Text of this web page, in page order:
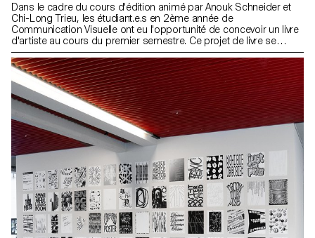
Dans le cadre du cours d'édition animé par Anouk Schneider et
Chi-Long Trieu, les étudiant.e.s en 2ème année de
Communication Visuelle ont eu l'opportunité de concevoir un livre
d'artiste au cours du premier semestre. Ce projet de livre se
distingue par son approche contemporaine visant à créer un
objet éditorial qui intègre harmonieusement forme et contenu
dans le contexte actuel du paysage éditorial. Les étudiant.e.s ont
été encouragés à exploiter leur liberté artistique à tous les niveaux
de création, que ce soit en termes de format, de choix de papier,
de reliure, de mise en page, d'illustrations, de texte ou de
typographie. Dans le cadre de ce cours, le livre d'artiste peut
prendre forme à travers diverses modalités d'illustrations, telles
que la photographie, la reproduction, la mise en contexte, le
dessin, la 3D, etc. L'accent est mis sur la vision artistique de
l'auteur.ice et sur les moyens mis en œuvre pour la concrétiser.
Les étudiant.e.s endossent des rôles multiples en tant qu'éditeur,
conservateur et architecte, couvrant ainsi les responsabilités de
directeur artistique, designer, photographe, styliste, illustrateur,
typographe, rédacteur en chef, et secrétaire de rédaction. Ce
cours met en avant le design éditorial contemporain en explorant
le potentiel narratif d'une séquence de contenu maîtrisé.